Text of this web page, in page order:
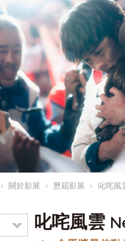
關於影展 歷屆影展 叱咤風
叱咤風雲